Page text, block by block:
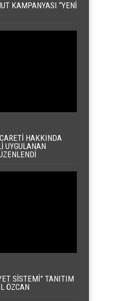
KAMPANYASI “YENI
HAKKINDA
UYGULANAN
SISTEMI” TANITIM
ÖZCAN